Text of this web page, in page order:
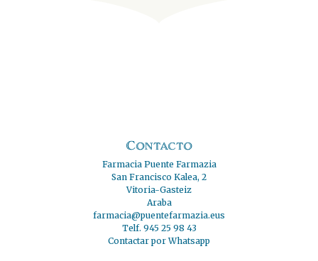
Contacto
Farmacia Puente Farmazia
San Francisco Kalea, 2
Vitoria-Gasteiz
Araba
farmacia@puentefarmazia.eus
Telf. 945 25 98 43
Contactar por Whatsapp